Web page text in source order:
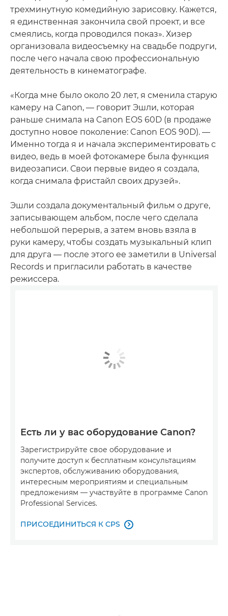
трехминутную комедийную зарисовку. Кажется,
я единственная закончила свой проект, и все
смеялись, когда проводился показ». Хизер
организовала видеосъемку на свадьбе подруги,
после чего начала свою профессиональную
деятельность в кинематографе.
«Когда мне было около 20 лет, я сменила старую
камеру на Canon, — говорит Эшли, которая
раньше снимала на Canon EOS 60D (в продаже
доступно новое поколение: Canon EOS 90D). —
Именно тогда я и начала экспериментировать с
видео, ведь в моей фотокамере была функция
видеозаписи. Свои первые видео я создала,
когда снимала фристайл своих друзей».
Эшли создала документальный фильм о друге,
записывающем альбом, после чего сделала
небольшой перерыв, а затем вновь взяла в
руки камеру, чтобы создать музыкальный клип
для друга — после этого ее заметили в Universal
Records и пригласили работать в качестве
режиссера.
Есть ли у вас оборудование Canon?
Зарегистрируйте свое оборудование и
получите доступ к бесплатным консультациям
экспертов, обслуживанию оборудования,
интересным мероприятиям и специальным
предложениям — участвуйте в программе Canon
Professional Services.
ПРИСОЕДИНИТЬСЯ К CPS 